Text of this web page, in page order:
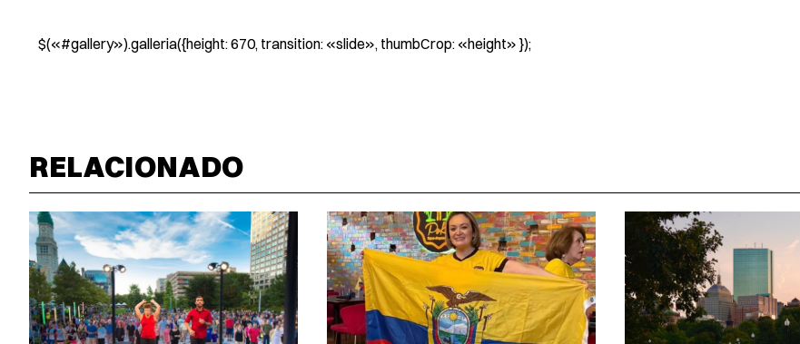
$(«#gallery»).galleria({height: 670, transition: «slide», thumbCrop: «height» });
RELACIONADO